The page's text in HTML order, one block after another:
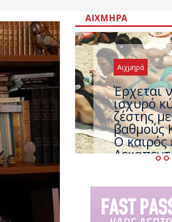
ΑΙΧΜΗΡΆ
Αιχμηρά
Άφαντος
που η
καίγεται